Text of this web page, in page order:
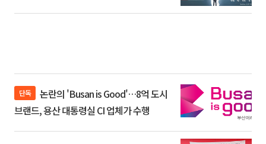
단독
브랜드, 용산 대통령실 CI 업체가 수행